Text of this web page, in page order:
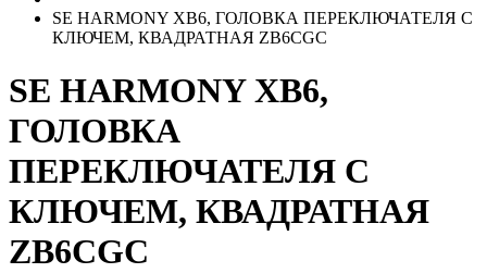
SE HARMONY XB6, ГОЛОВКА ПЕРЕКЛЮЧАТЕЛЯ С
КЛЮЧЕМ, КВАДРАТНАЯ ZB6CGC
SE HARMONY XB6,
ГОЛОВКА
ПЕРЕКЛЮЧАТЕЛЯ С
КЛЮЧЕМ, КВАДРАТНАЯ
ZB6CGC